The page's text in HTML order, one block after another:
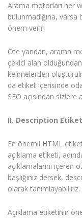
Arama motorları her
bulunmadığına, varsa
önem verir!
Öte yandan, arama
çekici alan
kelimelerden
da etiket içerisinde
SEO açısından
II. Description
En önemli HTML
açıklama etiketi,
açıklamalarını içeren
başlığınız dersek,
olarak tanımlayabiliriz.
Açıklama etiketinin